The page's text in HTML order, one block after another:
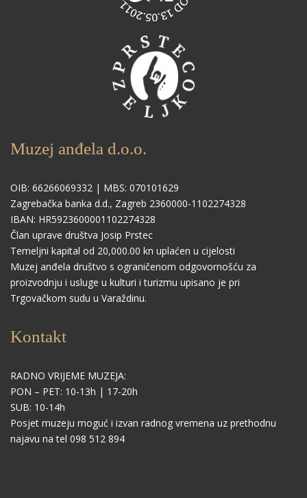
Muzej anđela d.o.o.
OIB: 66266069332 | MBS: 070101629
Zagrebačka banka d.d., Zagreb 2360000-1102274328
IBAN: HR5923600001102274328
Član uprave društva Josip Prstec
Temeljni kapital od 20,000.00 kn uplaćen u cijelosti
Muzej anđela društvo s ograničenom odgovornošću za
proizvodnju i usluge u kulturi i turizmu upisano je pri
Trgovačkom sudu u Varaždinu.
Kontakt
RADNO VRIJEME MUZEJA:
PON – PET: 10-13h | 17-20h
SUB: 10-14h
Posjet muzeju moguć i izvan radnog vremena uz prethodnu
najavu na tel 098 512 894